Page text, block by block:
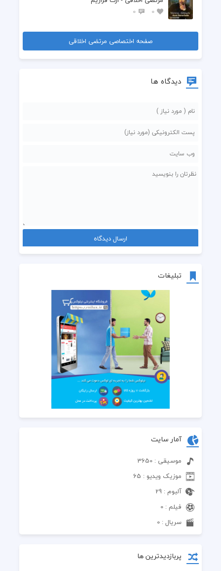
تبلیغات
آمار سایت
موسیقی : 3650
موزیک ویدیو : 65
آلبوم : 29
فیلم : 0
سریال : 0
پربازدیدترین ها
0
0
صفحه اختصاصی مرتضی اخلاقی
دیدگاه ها